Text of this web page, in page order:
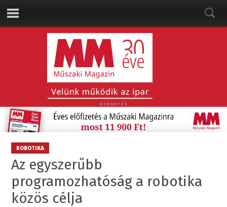
HIRDETÉS
ROBOTIKA
Az egyszerűbb
programozhatóság a robotika
közös célja